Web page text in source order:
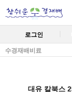
로그인
수경재배비료
대유 칼북스